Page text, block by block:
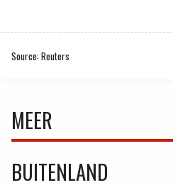
Source: Reuters
MEER
BUITENLAND